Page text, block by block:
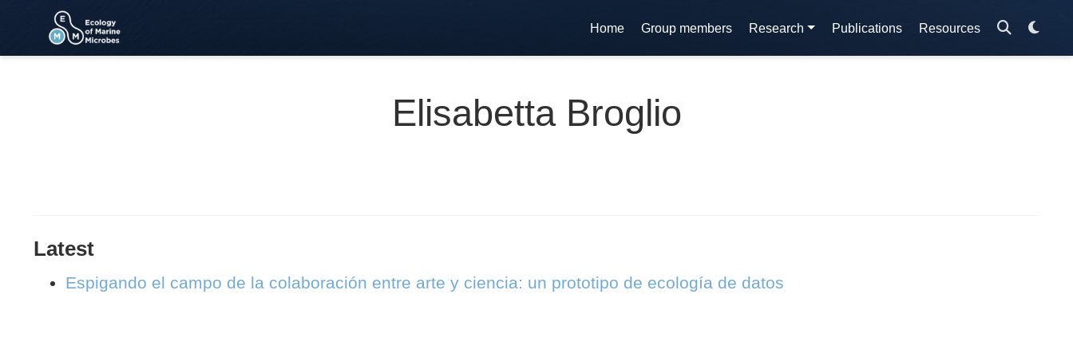
Home Group members Research Publications Resources
Elisabetta Broglio
Latest
Espigando el campo de la colaboración entre arte y ciencia: un prototipo de ecología de datos